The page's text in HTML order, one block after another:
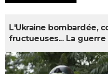
L'Ukraine bombardée,
fructueuses... La